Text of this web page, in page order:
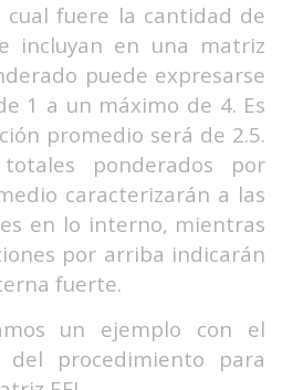
cual fuere la cantidad de
incluyan en una matriz
puede expresarse
1 a un máximo de 4. Es
promedio será de 2.5.
ponderados por
caracterizarán a las
en lo interno, mientras
por arriba indicarán
fuerte.
un ejemplo con el
del procedimiento para